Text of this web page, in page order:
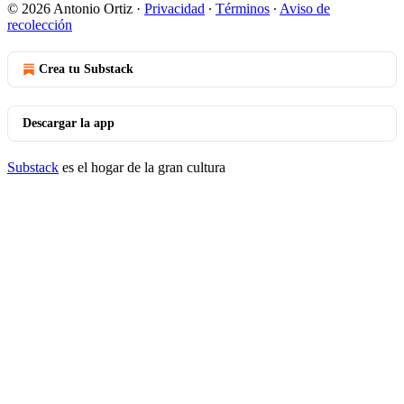
© 2026 Antonio Ortiz · Privacidad ∙ Términos ∙ Aviso de
recolección
Crea tu Substack
Descargar la app
Substack es el hogar de la gran cultura